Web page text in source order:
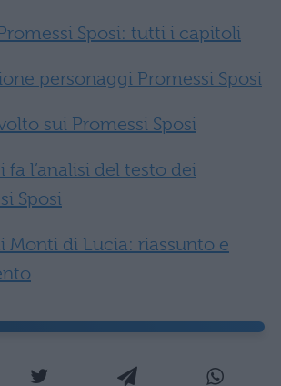
Sposi: tutti i capitoli
personaggi Promessi Sposi
sui Promessi Sposi
fa l’analisi del testo dei
Sposi
Monti di Lucia: riassunto e